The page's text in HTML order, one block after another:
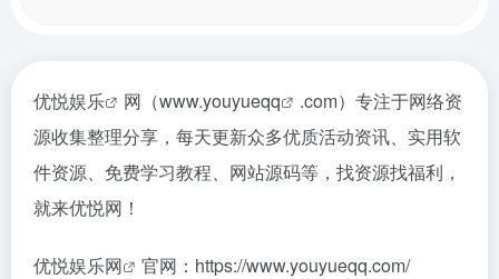
优悦娱乐 网（www.youyueqq
.com）专注于网络资
源收集整理分享，每天更新众多优质活动资讯、实用软
件资源、免费学习教程、网站源码等，找资源找福利，
就来优悦网！
优悦娱乐网 官网：https://www.youyueqq.com/